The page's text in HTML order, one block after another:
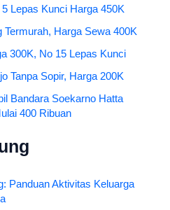
Lepas Kunci Harga 450K
Harga Sewa 400K
300K, No 15 Lepas Kunci
Tanpa Sopir, Harga 200K
Bandara Soekarno Hatta
400 Ribuan
Panduan Aktivitas Keluarga